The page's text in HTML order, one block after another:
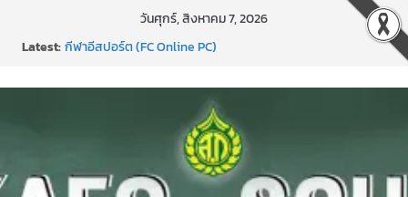
content
วันศุกร์, สิงหาคม 7, 2026
Latest:กีฬาอีสปอร์ต (FC Online PC)
2569
แข่งขันกีฬาบาสเกตบอลรายการ “ออมสิน Youth Sports
ค่ายภาษาและวัฒนธรรม Languages & Cultural.Camp )
กิจกรรมบริจาคโลหิต ยิ่งให้ยิ่งได้ ครั้งที่ 51